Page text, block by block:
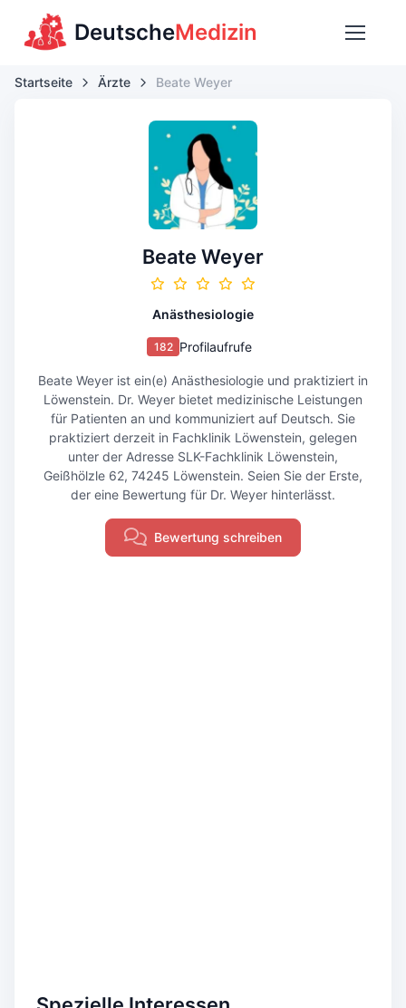
DeutscheMedizin
Startseite Ärzte Beate Weyer
Beate Weyer
Anästhesiologie
182 Profilaufrufe
Beate Weyer ist ein(e) Anästhesiologie und praktiziert in
Löwenstein. Dr. Weyer bietet medizinische Leistungen
für Patienten an und kommuniziert auf Deutsch. Sie
praktiziert derzeit in Fachklinik Löwenstein, gelegen
unter der Adresse SLK-Fachklinik Löwenstein,
Geißhölzle 62, 74245 Löwenstein. Seien Sie der Erste,
der eine Bewertung für Dr. Weyer hinterlässt.
Bewertung schreiben